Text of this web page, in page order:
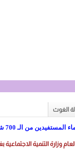
الغوث
من الـ 700 شيكل
وزارة التنمية الاجتماعية